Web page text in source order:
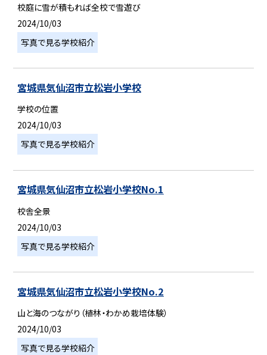
校庭に雪が積もれば全校で雪遊び
2024/10/03
写真で見る学校紹介
宮城県気仙沼市立松岩小学校
学校の位置
2024/10/03
写真で見る学校紹介
宮城県気仙沼市立松岩小学校No.1
校舎全景
2024/10/03
写真で見る学校紹介
宮城県気仙沼市立松岩小学校No.2
山と海のつながり（植林・わかめ栽培体験）
2024/10/03
写真で見る学校紹介